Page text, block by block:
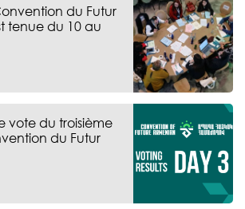
du Futur
tenue du 10 au
vote du troisième
du Futur